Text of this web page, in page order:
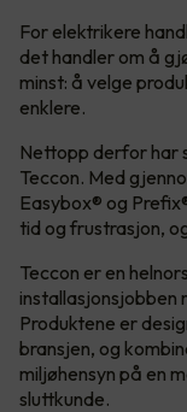
For elektrikere
det handler om å
minst: å velge
enklere.
Nettopp derfor har
Teccon. Med
Easybox® og
tid og frustrasjon,
Teccon er en
installasjonsjobben
Produktene er
bransjen, og
miljøhensyn på en
sluttkunde.